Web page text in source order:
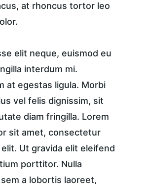
at rhoncus tortor leo
elit neque, euismod eu
interdum mi.
at egestas ligula. Morbi
vel felis dignissim, sit
diam fringilla. Lorem
sit amet, consectetur
Ut gravida elit eleifend
porttitor. Nulla
a lobortis laoreet,